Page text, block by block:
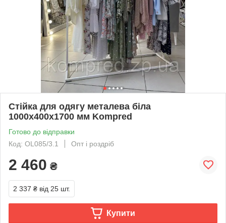
Стійка для одягу металева біла
1000х400х1700 мм Kompred
Готово до відправки
Код: OL085/3.1
Опт і роздріб
2 460 ₴
2 337 ₴ від 25 шт.
Купити